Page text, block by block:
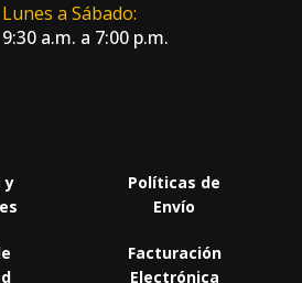
Lunes a Sábado:
9:30 a.m. a 7:00 p.m.
y
Políticas de
Envío
Facturación
Electrónica